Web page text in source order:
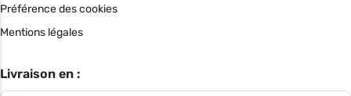
Préférence des cookies
Mentions légales
Livraison en :